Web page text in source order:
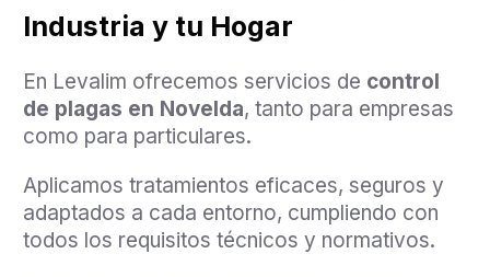
Industria y tu Hogar
En Levalim ofrecemos servicios de control
de plagas en Novelda, tanto para empresas
como para particulares.
Aplicamos tratamientos eficaces, seguros y
adaptados a cada entorno, cumpliendo con
todos los requisitos técnicos y normativos.